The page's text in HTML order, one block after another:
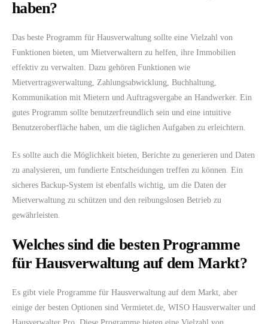
haben?
Das beste Programm für Hausverwaltung sollte eine Vielzahl von
Funktionen bieten, um Mietverwaltern zu helfen, ihre Immobilien
effektiv zu verwalten. Dazu gehören Funktionen wie
Mietvertragsverwaltung, Zahlungsabwicklung, Buchhaltung,
Kommunikation mit Mietern und Auftragsvergabe an Handwerker. Ein
gutes Programm sollte benutzerfreundlich sein und eine intuitive
Benutzeroberfläche haben, um die täglichen Aufgaben zu erleichtern.
Es sollte auch die Möglichkeit bieten, Berichte zu generieren und Daten
zu analysieren, um fundierte Entscheidungen treffen zu können. Ein
sicheres Backup-System ist ebenfalls wichtig, um die Daten der
Mietverwaltung zu schützen und den reibungslosen Betrieb zu
gewährleisten.
Welches sind die besten Programme
für Hausverwaltung auf dem Markt?
Es gibt viele Programme für Hausverwaltung auf dem Markt, aber
einige der besten Optionen sind Vermietet.de, WISO Hausverwalter und